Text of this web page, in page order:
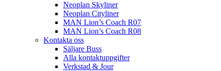
Neoplan Skyliner
Neoplan Cityliner
MAN Lion’s Coach R07
MAN Lion’s Coach R08
Kontakta oss
Säljare Buss
Alla kontaktuppgifter
Verkstad & Jour